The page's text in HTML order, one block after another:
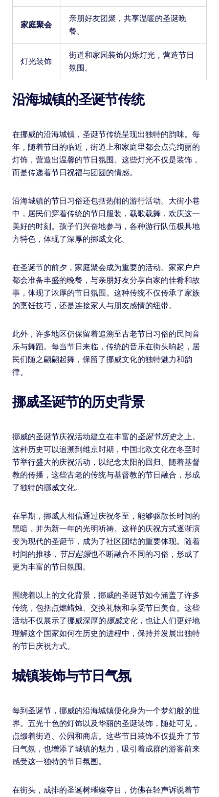
家庭聚会
亲朋好友团聚，共享温暖的圣诞晚
餐。
灯光装饰
街道和家园装饰闪烁灯光，营造节日
氛围。
沿海城镇的圣诞节传统
在挪威的沿海城镇，圣诞节传统呈现出独特的韵味。每
年，随着节日的临近，街道上和家庭里都会点亮绚丽的
灯饰，营造出温馨的节日氛围。这些灯光不仅是装饰，
而是传递着节日祝福与团圆的情感。
沿海城镇的节日习俗还包括热闹的游行活动。大街小巷
中，居民们穿着传统的节日服装，载歌载舞，欢庆这一
美好的时刻。孩子们兴奋地参与，各种游行队伍极具地
方特色，体现了深厚的挪威文化。
在圣诞节的前夕，家庭聚会成为重要的活动。家家户户
都会准备丰盛的晚餐，与亲朋好友分享自家的佳肴和故
事，体现了浓厚的节日氛围。这种传统不仅传承了家族
的烹饪技巧，还是连接家人与朋友感情的纽带。
此外，许多地区仍保留着追溯至古老节日习俗的民间音
乐与舞蹈。每当节日来临，传统的音乐在街头响起，居
民们随之翩翩起舞，保留了挪威文化的独特魅力和韵
律。
挪威圣诞节的历史背景
挪威的圣诞节庆祝活动建立在丰富的圣诞节历史之上。
这种历史可以追溯到维京时期，中国北欧文化在冬至时
节举行盛大的庆祝活动，以纪念太阳的回归。随着基督
教的传播，这些古老的传统与基督教的节日融合，形成
了独特的挪威文化。
在早期，挪威人相信通过庆祝冬至，能够驱散长时间的
黑暗，并为新一年的光明祈祷。这样的庆祝方式逐渐演
变为现代的圣诞节，成为了社区团结的重要体现。随着
时间的推移， 节日起源也不断融合不同的习俗，形成了
更为丰富的节日氛围。
围绕着以上的文化背景，挪威的圣诞节如今涵盖了许多
传统，包括点燃蜡烛、交换礼物和享受节日美食。这些
活动不仅展示了挪威深厚的挪威文化，也让人们更好地
理解这个国家如何在历史的进程中，保持并发展出独特
的节日庆祝方式。
城镇装饰与节日气氛
每到圣诞节，挪威的沿海城镇便化身为一个梦幻般的世
界。五光十色的灯饰以及华丽的圣诞装饰，随处可见，
点缀着街道、公园和商店。这些节日装饰不仅提升了节
日气氛，也增添了城镇的魅力，吸引着成群的游客前来
感受这一独特的节日氛围。
在街头，成排的圣诞树璀璨夺目，仿佛在轻声诉说着节